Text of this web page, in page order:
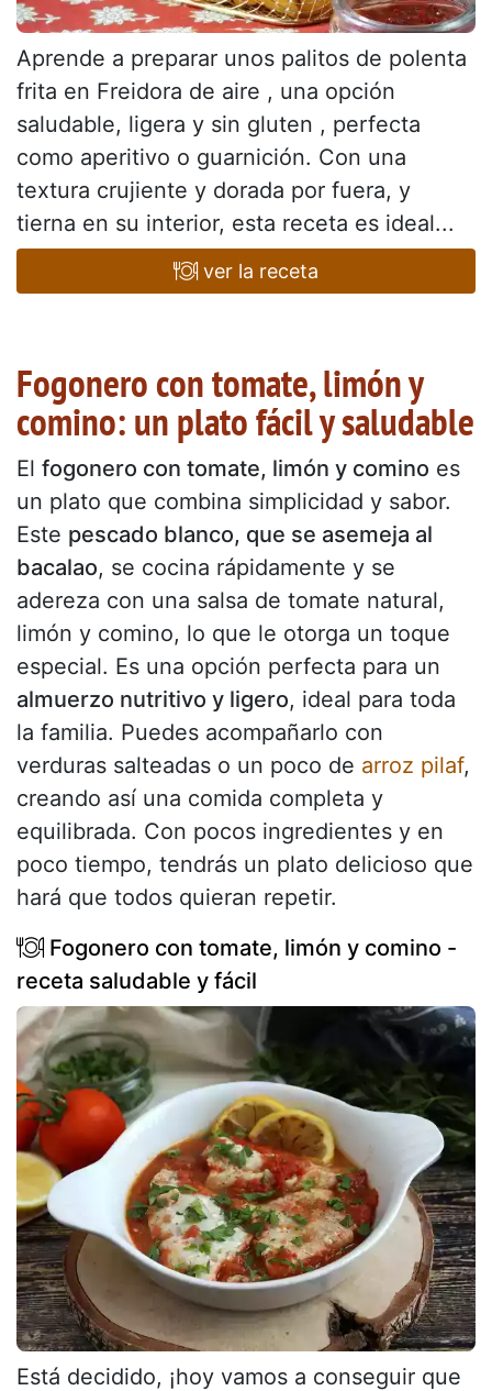
Aprende a preparar unos palitos de polenta
frita en Freidora de aire , una opción
saludable, ligera y sin gluten , perfecta
como aperitivo o guarnición. Con una
textura crujiente y dorada por fuera, y
tierna en su interior, esta receta es ideal...
ver la receta
Fogonero con tomate, limón y
comino: un plato fácil y saludable
El fogonero con tomate, limón y comino es
un plato que combina simplicidad y sabor.
Este pescado blanco, que se asemeja al
bacalao, se cocina rápidamente y se
adereza con una salsa de tomate natural,
limón y comino, lo que le otorga un toque
especial. Es una opción perfecta para un
almuerzo nutritivo y ligero, ideal para toda
la familia. Puedes acompañarlo con
verduras salteadas o un poco de arroz pilaf,
creando así una comida completa y
equilibrada. Con pocos ingredientes y en
poco tiempo, tendrás un plato delicioso que
hará que todos quieran repetir.
Fogonero con tomate, limón y comino -
receta saludable y fácil
Está decidido, ¡hoy vamos a conseguir que